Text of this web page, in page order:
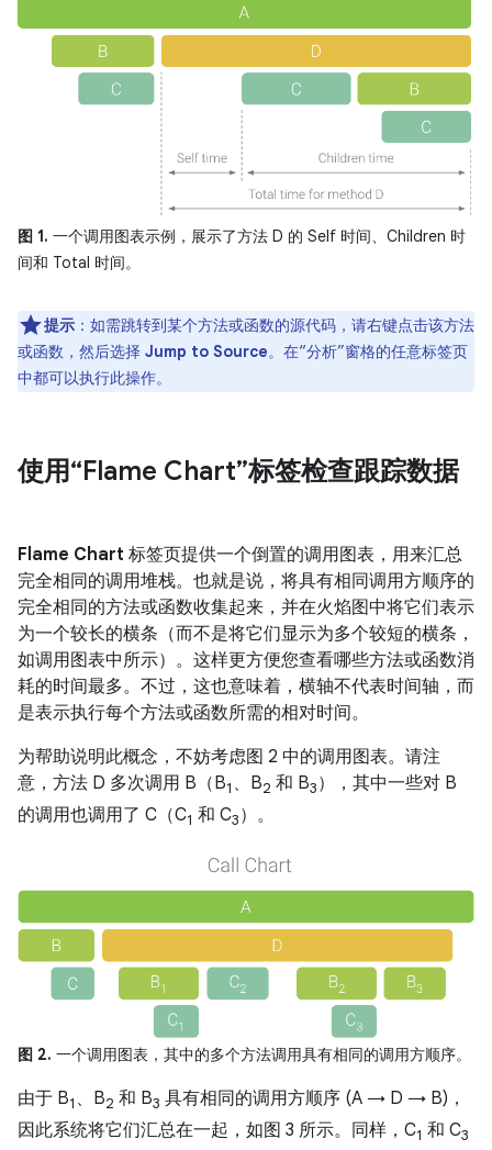
图 1. 一个调用图表示例，展示了方法 D 的 Self 时间、Children 时
间和 Total 时间。
提示 ：如需跳转到某个方法或函数的源代码，请右键点击该方法
或函数，然后选择 Jump to Source。在“分析”窗格的任意标签页
中都可以执行此操作。
使用“Flame Chart”标签检查跟踪数据
Flame Chart 标签页提供一个倒置的调用图表，用来汇总
完全相同的调用堆栈。也就是说，将具有相同调用方顺序的
完全相同的方法或函数收集起来，并在火焰图中将它们表示
为一个较长的横条（而不是将它们显示为多个较短的横条，
如调用图表中所示）。这样更方便您查看哪些方法或函数消
耗的时间最多。不过，这也意味着，横轴不代表时间轴，而
是表示执行每个方法或函数所需的相对时间。
为帮助说明此概念，不妨考虑图 2 中的调用图表。请注
意，方法 D 多次调用 B（B1 、B2 和 B3），其中一些对 B
的调用也调用了 C（C1 和 C3）。
图 2. 一个调用图表，其中的多个方法调用具有相同的调用方顺序。
由于 B1 、B2 和 B3 具有相同的调用方顺序 (A → D → B)，
因此系统将它们汇总在一起，如图 3 所示。同样，C1 和 C3